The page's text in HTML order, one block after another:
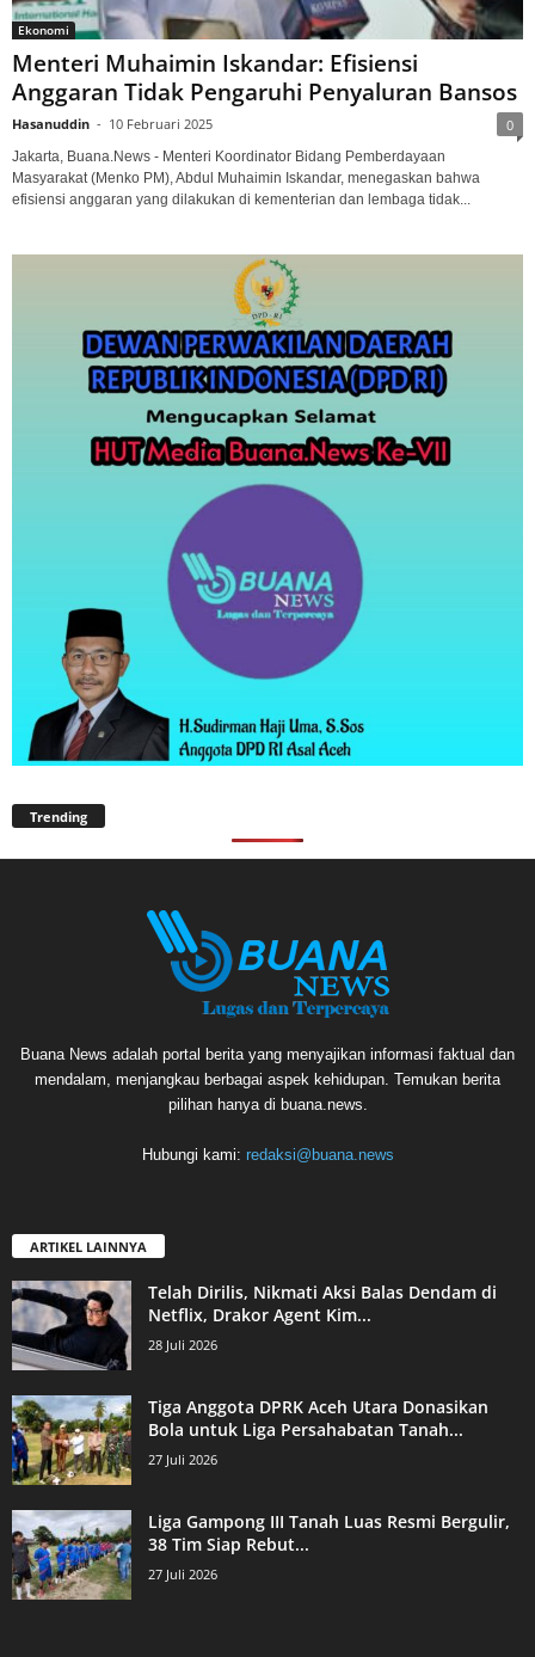
Ekonomi
Menteri Muhaimin Iskandar: Efisiensi
Anggaran Tidak Pengaruhi Penyaluran Bansos
Hasanuddin - 10 Februari 2025 0
Jakarta, Buana.News - Menteri Koordinator Bidang Pemberdayaan
Masyarakat (Menko PM), Abdul Muhaimin Iskandar, menegaskan bahwa
efisiensi anggaran yang dilakukan di kementerian dan lembaga tidak...
Trending
Buana News adalah portal berita yang menyajikan informasi faktual dan
mendalam, menjangkau berbagai aspek kehidupan. Temukan berita
pilihan hanya di buana.news.
Hubungi kami: redaksi@buana.news
ARTIKEL LAINNYA
Telah Dirilis, Nikmati Aksi Balas Dendam di
Netflix, Drakor Agent Kim...
28 Juli 2026
Tiga Anggota DPRK Aceh Utara Donasikan
Bola untuk Liga Persahabatan Tanah...
27 Juli 2026
Liga Gampong III Tanah Luas Resmi Bergulir,
38 Tim Siap Rebut...
27 Juli 2026